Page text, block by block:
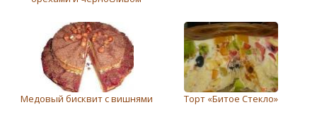
Медовый бисквит с вишнями Торт «Битое Стекло»